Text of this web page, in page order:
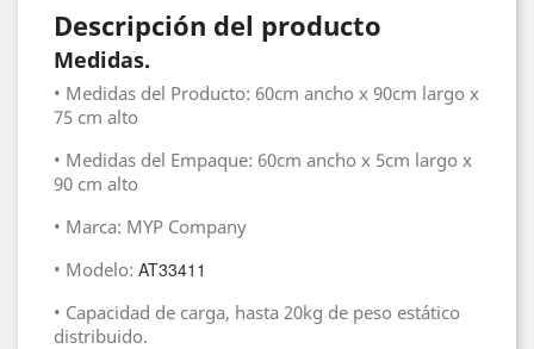
Descripción del producto
Medidas.
• Medidas del Producto: 60cm ancho x 90cm largo x
75 cm alto
• Medidas del Empaque: 60cm ancho x 5cm largo x
90 cm alto
• Marca: MYP Company
• Modelo: AT33411
• Capacidad de carga, hasta 20kg de peso estático
distribuido.